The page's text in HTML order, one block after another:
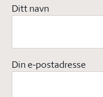
Ditt navn
Din e-postadresse